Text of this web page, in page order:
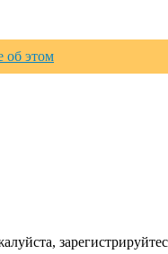
об этом